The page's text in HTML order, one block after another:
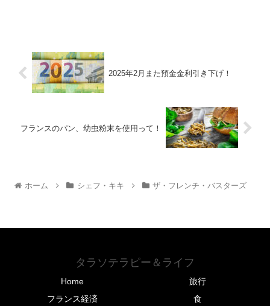
2025年2月また預金金利引き下げ！
フランスのパン、幼虫粉末を使用って！
ホーム シェフ・キキ ザ・フレンチ・バスターズ
タラソテラピー＆ライフ
Home
旅行
フランス経済
食